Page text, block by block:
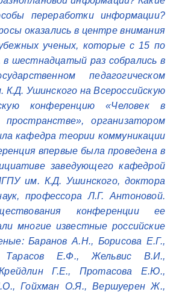
переработки информации?
оказались в центре внимания
ученых, которые с 15 по
в шестнадцатый раз собрались в
педагогическом
К.Д. Ушинского на Всероссийскую
конференцию «Человек в
организатором
кафедра теории коммуникации
впервые была проведена в
заведующего кафедрой
им. К.Д. Ушинского, доктора
профессора Л.Г. Антоновой.
конференции ее
многие известные российские
Баранов А.Н., Борисова Е.Г.,
Е.Ф., Жельвис В.И.,
Г.Е., Протасова Е.Ю.,
Гойхман О.Я., Вершуерен Ж.,